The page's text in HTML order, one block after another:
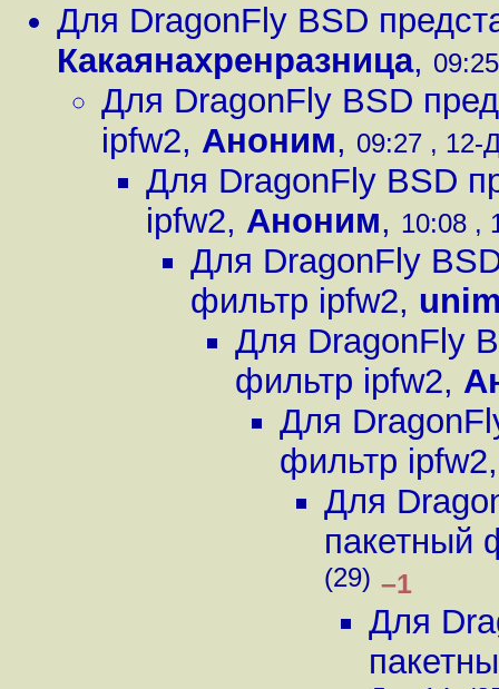
Для DragonFly BSD
Какаянахренразница,
Для DragonFly BSD
ipfw2, Аноним, 09:27 , 12-
Для DragonFly BSD
ipfw2, Аноним, 10:08 ,
Для DragonFly
фильтр ipfw2,
Для DragonFly
фильтр ipfw2,
Для
фильтр ipfw2
Для
пакетный
(29) –1
Для